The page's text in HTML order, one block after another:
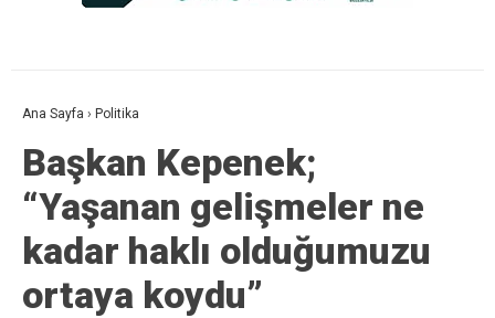
Ana Sayfa › Politika
Başkan Kepenek;
“Yaşanan gelişmeler ne
kadar haklı olduğumuzu
ortaya koydu”